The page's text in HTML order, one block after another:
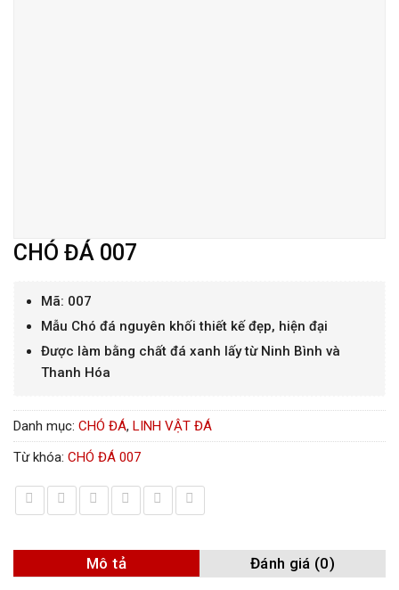
CHÓ ĐÁ 007
Mã: 007
Mẫu Chó đá nguyên khối thiết kế đẹp, hiện đại
Được làm bằng chất đá xanh lấy từ Ninh Bình và
Thanh Hóa
Danh mục: CHÓ ĐÁ, LINH VẬT ĐÁ
Từ khóa: CHÓ ĐÁ 007
Mô tả Đánh giá (0)